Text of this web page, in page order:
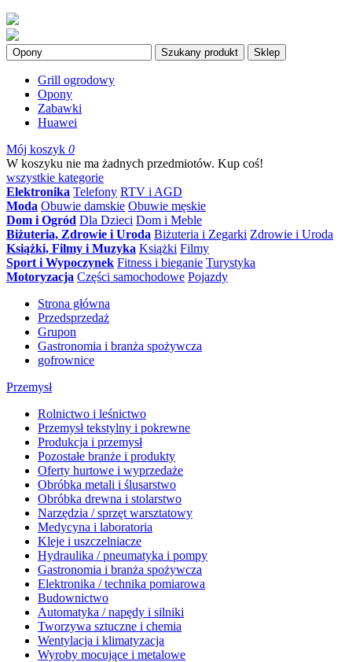
Szukany produkt Sklep
Grill ogrodowy
Opony
Zabawki
Huawei
Mój koszyk 0
W koszyku nie ma żadnych przedmiotów. Kup coś!
wszystkie kategorie
Elektronika Telefony RTV i AGD
Moda Obuwie damskie Obuwie męskie
Dom i Ogród Dla Dzieci Dom i Meble
Biżuteria, Zdrowie i Uroda Biżuteria i Zegarki Zdrowie i Uroda
Książki, Filmy i Muzyka Książki Filmy
Sport i Wypoczynek Fitness i bieganie Turystyka
Motoryzacja Części samochodowe Pojazdy
Strona główna
Przedsprzedaż
Grupon
Gastronomia i branża spożywcza
gofrownice
Przemysł
Rolnictwo i leśnictwo
Przemysł tekstylny i pokrewne
Produkcja i przemysł
Pozostałe branże i produkty
Oferty hurtowe i wyprzedaże
Obróbka metali i ślusarstwo
Obróbka drewna i stolarstwo
Narzędzia / sprzęt warsztatowy
Medycyna i laboratoria
Kleje i uszczelniacze
Hydraulika / pneumatyka i pompy
Gastronomia i branża spożywcza
Elektronika / technika pomiarowa
Budownictwo
Automatyka / napędy i silniki
Tworzywa sztuczne i chemia
Wentylacja i klimatyzacja
Wyroby mocujące i metalowe